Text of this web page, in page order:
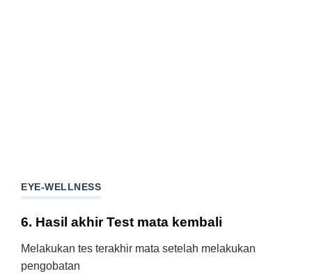
EYE-WELLNESS
6. Hasil akhir Test mata kembali
Melakukan tes terakhir mata setelah melakukan
pengobatan